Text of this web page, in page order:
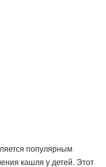
популярным
кашля у детей. Этот